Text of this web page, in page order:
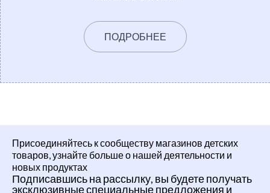
ПОДРОБНЕЕ
Присоединяйтесь к сообществу магазинов детских
товаров, узнайте больше о нашей деятельности и
новых продуктах
Подписавшись на рассылку, вы будете получать
эксклюзивные специальные предложения и